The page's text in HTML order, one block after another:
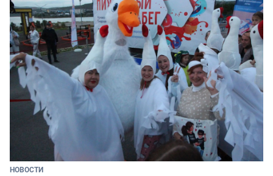
НОВОСТИ